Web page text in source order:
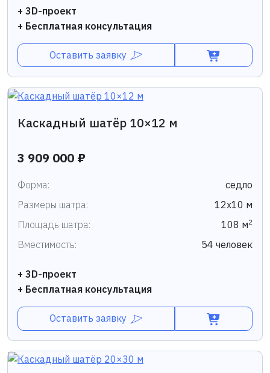
+ 3D-проект
+ Бесплатная консультация
Оставить заявку
Каскадный шатёр 10×12 м
3 909 000 ₽
Форма:
седло
Размеры шатра:
12х10 м
Площадь шатра:
108 м2
Вместимость: 54 человек
+ 3D-проект
+ Бесплатная консультация
Оставить заявку